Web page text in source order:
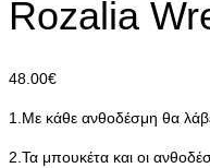
Rozalia
48.00€
1.Με κάθε ανθοδέσμη θα
2.Τα μπουκέτα και οι